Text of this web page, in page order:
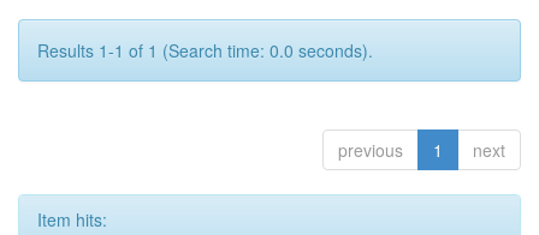
Results 1-1 of 1 (Search time: 0.0 seconds).
previous 1 next
Item hits: